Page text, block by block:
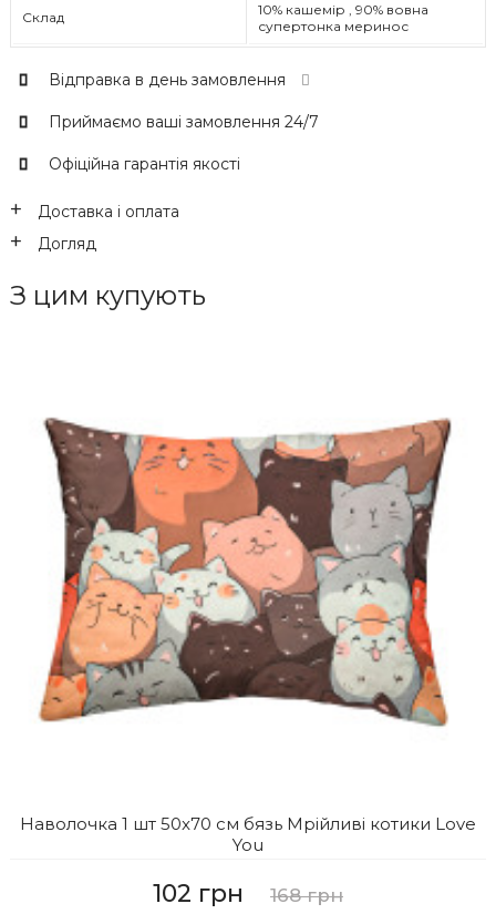
Склад
10% кашемір , 90% вовна
супертонка меринос
Відправка в день замовлення
Приймаємо ваші замовлення 24/7
Офіційна гарантія якості
Доставка і оплата
Догляд
З цим купують
Наволочка 1 шт 50x70 см бязь Мрійливі котики Love
You
102 грн 168 грн